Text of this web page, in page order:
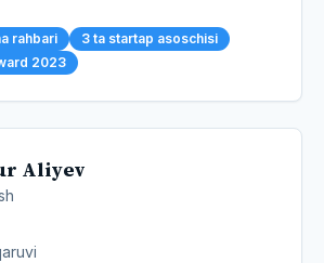
rahbari
3 ta startap asoschisi
2023
Aliyev